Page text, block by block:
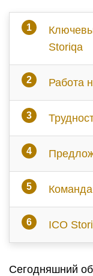
Storiqa
Работа
Команда
ICO
Сегодняшний